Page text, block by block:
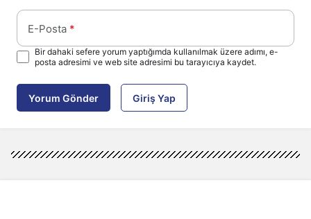
E-Posta *
Bir dahaki sefere yorum yaptığımda kullanılmak üzere adımı, e-
posta adresimi ve web site adresimi bu tarayıcıya kaydet.
Yorum Gönder Giriş Yap